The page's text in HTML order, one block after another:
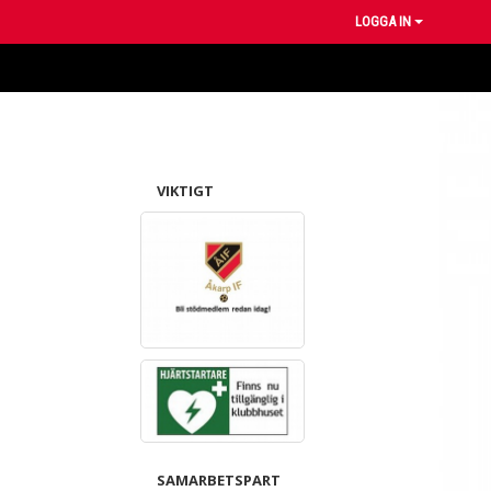
LOGGA IN
VIKTIGT
SAMARBETSPART